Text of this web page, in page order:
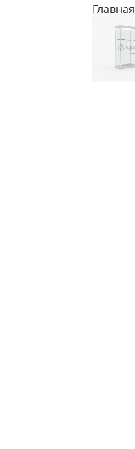
Главная